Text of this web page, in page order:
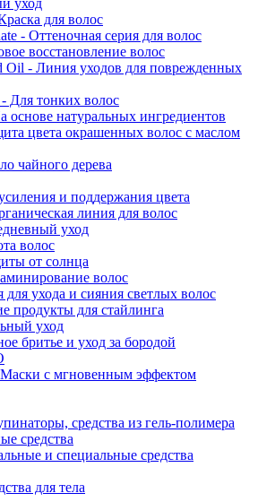
уход
для волос
- Оттеночная серия для волос
восстановление волос
Oil - Линия уходов для поврежденных
Для тонких волос
основе натуральных ингредиентов
цвета окрашенных волос с маслом
чайного дерева
и поддержания цвета
линия для волос
уход
волос
от солнца
волос
ухода и сияния светлых волос
продукты для стайлинга
уход
бритье и уход за бородой
с мгновенным эффектом
средства из гель-полимера
средства
и специальные средства
для тела